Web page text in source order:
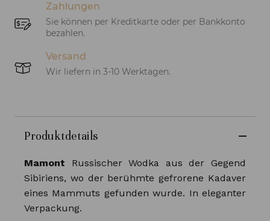
Zahlungen
Sie können per Kreditkarte oder per Bankkonto
bezahlen.
Versand
Wir liefern in 3-10 Werktagen.
Produktdetails
Mamont Russischer Wodka aus der Gegend
Sibiriens, wo der berühmte gefrorene Kadaver
eines Mammuts gefunden wurde. In eleganter
Verpackung.